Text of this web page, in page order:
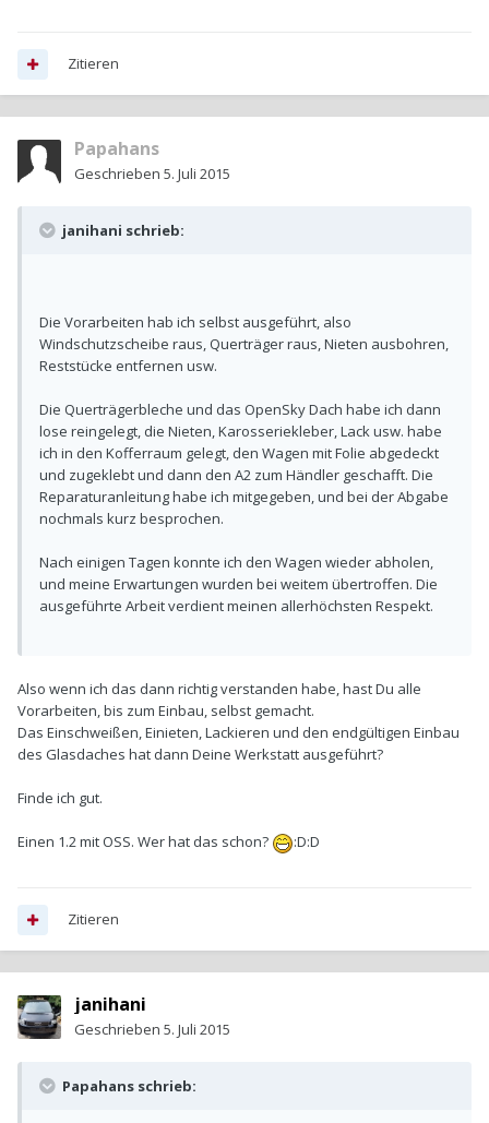
Zitieren
Papahans
Geschrieben 5. Juli 2015
janihani schrieb:
Die Vorarbeiten hab ich selbst ausgeführt, also
Windschutzscheibe raus, Querträger raus, Nieten ausbohren,
Reststücke entfernen usw.
Die Querträgerbleche und das OpenSky Dach habe ich dann
lose reingelegt, die Nieten, Karosseriekleber, Lack usw. habe
ich in den Kofferraum gelegt, den Wagen mit Folie abgedeckt
und zugeklebt und dann den A2 zum Händler geschafft. Die
Reparaturanleitung habe ich mitgegeben, und bei der Abgabe
nochmals kurz besprochen.
Nach einigen Tagen konnte ich den Wagen wieder abholen,
und meine Erwartungen wurden bei weitem übertroffen. Die
ausgeführte Arbeit verdient meinen allerhöchsten Respekt.
Also wenn ich das dann richtig verstanden habe, hast Du alle
Vorarbeiten, bis zum Einbau, selbst gemacht.
Das Einschweißen, Einieten, Lackieren und den endgültigen Einbau
des Glasdaches hat dann Deine Werkstatt ausgeführt?
Finde ich gut.
Einen 1.2 mit OSS. Wer hat das schon? :D:D
Zitieren
janihani
Geschrieben 5. Juli 2015
Papahans schrieb: